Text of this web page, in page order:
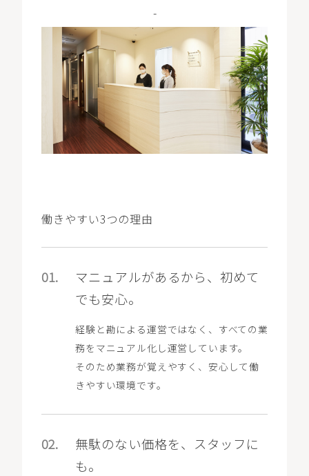
-
働きやすい3つの理由
01.
マニュアルがあるから、初めて
でも安心。
経験と勘による運営ではなく、すべての業
務をマニュアル化し運営しています。
そのため業務が覚えやすく、安心して働
きやすい環境です。
02.
無駄のない価格を、スタッフに
も。